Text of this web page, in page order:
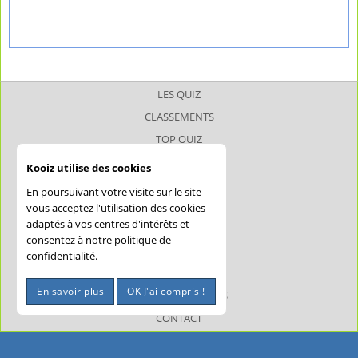
LES QUIZ
CLASSEMENTS
TOP QUIZ
JOKERQUIZ
AIDE
CONFIDENTIALITÉ
MENTIONS LÉGALES
CONTACT
Kooiz utilise des cookies
En poursuivant votre visite sur le site
vous acceptez l'utilisation des cookies
adaptés à vos centres d'intérêts et
consentez à notre politique de
confidentialité.
En savoir plus OK J'ai compris !